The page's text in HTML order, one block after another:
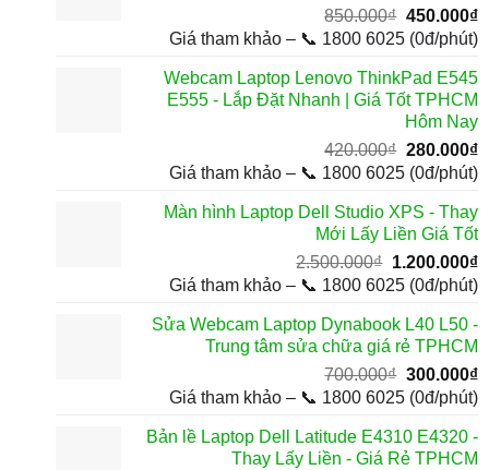
850.000₫ Giá
gốc
850.000₫.
450.000₫
Giá tham khảo – 📞 1800 6025 (0đ/phút)
Webcam Laptop Lenovo ThinkPad E545
E555 - Lắp Đặt Nhanh | Giá Tốt TPHCM
Hôm Nay
420.000₫ Giá
gốc
420.000₫.
280.000₫
Giá tham khảo – 📞 1800 6025 (0đ/phút)
Màn hình Laptop Dell Studio XPS - Thay
Mới Lấy Liền Giá Tốt
2.500.000₫ Giá
gốc
2.500.000₫.
1.200.000₫
Giá tham khảo – 📞 1800 6025 (0đ/phút)
Sửa Webcam Laptop Dynabook L40 L50 -
Trung tâm sửa chữa giá rẻ TPHCM
700.000₫ Giá
gốc
700.000₫.
300.000₫
Giá tham khảo – 📞 1800 6025 (0đ/phút)
Bản lề Laptop Dell Latitude E4310 E4320 -
Thay Lấy Liền - Giá Rẻ TPHCM